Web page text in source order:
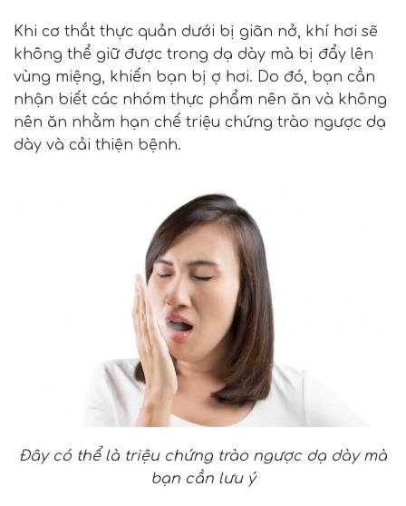
Khi cơ thắt thực quản dưới bị giãn nở, khí hơi sẽ
không thể giữ được trong dạ dày mà bị đẩy lên
vùng miệng, khiến bạn bị ợ hơi. Do đó, bạn cần
nhận biết các nhóm thực phẩm nên ăn và không
nên ăn nhằm hạn chế triệu chứng trào ngược dạ
dày và cải thiện bệnh.
Đây có thể là triệu chứng trào ngược dạ dày mà
bạn cần lưu ý